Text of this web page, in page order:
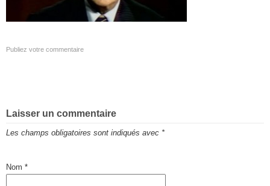
Publiez votre commentaire
Laisser un commentaire
Les champs obligatoires sont indiqués avec *
Nom *